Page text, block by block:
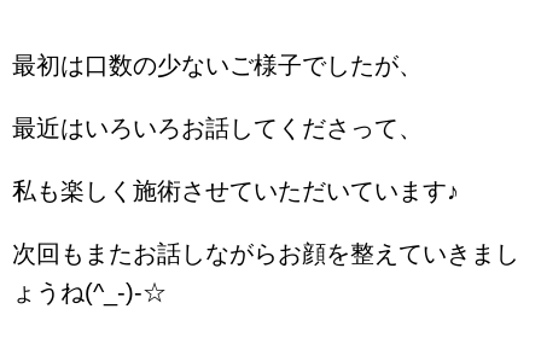
最初は口数の少ないご様子でしたが、
最近はいろいろお話してくださって、
私も楽しく施術させていただいています♪
次回もまたお話しながらお顔を整えていきまし
ょうね(^_-)-☆